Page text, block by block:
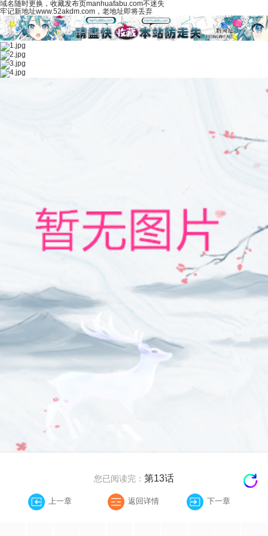
域名随时更换，收藏发布页manhuafabu.com不迷失
牢记新地址www.52akdm.com，老地址即将丢弃
您已阅读完： 第13话
上一章 返回详情 下一章